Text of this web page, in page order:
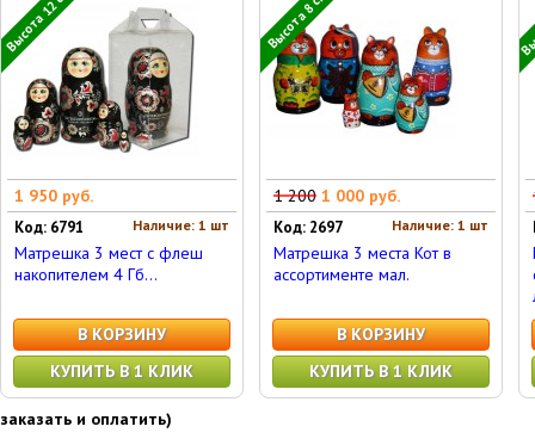
Высота 12 см
1 950 руб.
Наличие: 1 шт
Код: 6791
Матрешка 3 мест с флеш
накопителем 4 Гб...
В КОРЗИНУ
КУПИТЬ В 1 КЛИК
Высота 8 см
1 200 1 000 руб.
Наличие: 1 шт
Код: 2697
Матрешка 3 места Кот в
ассортименте мал.
В КОРЗИНУ
КУПИТЬ В 1 КЛИК
заказать и оплатить)